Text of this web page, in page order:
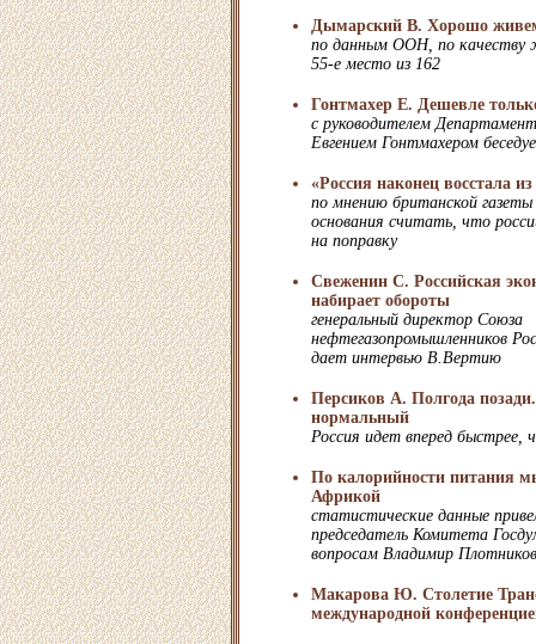
Дымарский В. Хорошо
по данным ООН, по качеству
55-е место из 162
Гонтмахер Е. Дешевле
с руководителем
Евгением Гонтмахером
«Россия наконец восстала
по мнению британской газеты
основания считать, что
на поправку
Свеженин С. Российская
набирает обороты
генеральный директор Союза
нефтегазопромышленников
дает интервью В.Вертию
Персиков А. Полгода
нормальный
Россия идет вперед быстрее,
По калорийности питания
Африкой
статистические данные
председатель Комитета
вопросам Владимир Плотников
Макарова Ю. Столетие
международной